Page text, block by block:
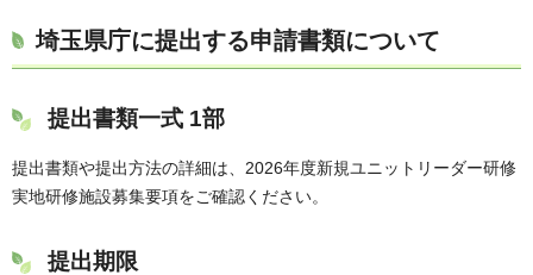
埼玉県庁に提出する申請書類について
提出書類一式 1部
提出書類や提出方法の詳細は、2026年度新規ユニットリーダー研修
実地研修施設募集要項をご確認ください。
提出期限